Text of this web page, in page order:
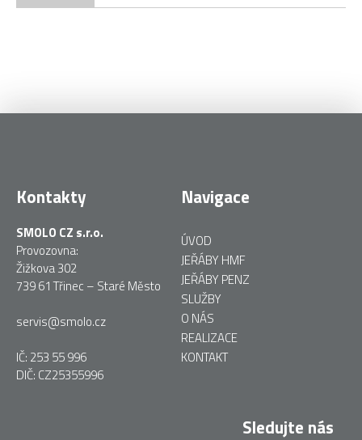
Kontakty
SMOLO CZ s.r.o.
Provozovna:
Žižkova 302
739 61 Třinec – Staré Město
servis@smolo.cz
IČ: 253 55 996
DIČ: CZ25355996
Navigace
ÚVOD
JEŘÁBY HMF
JEŘÁBY PENZ
SLUŽBY
O NÁS
REALIZACE
KONTAKT
Sledujte nás